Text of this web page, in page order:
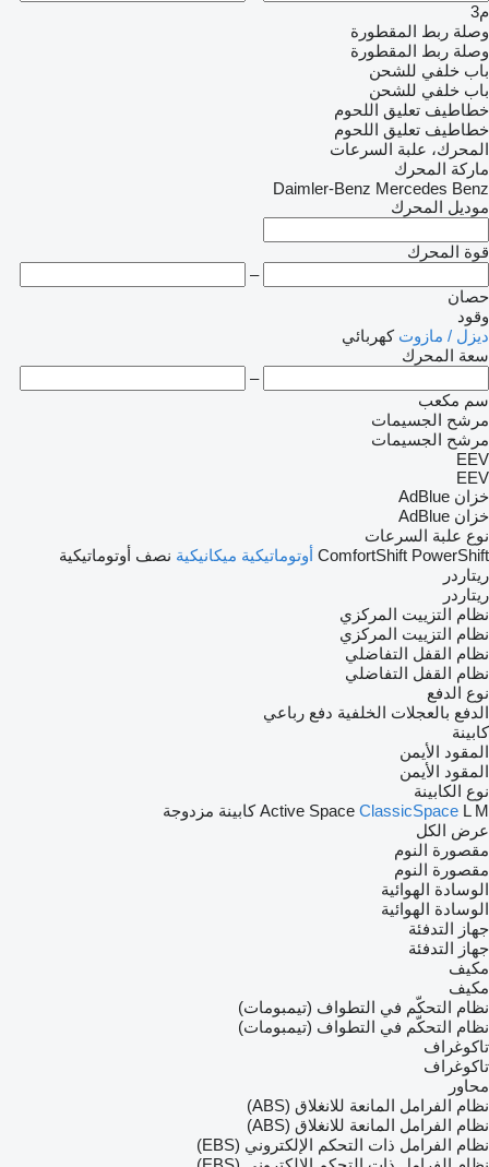
م3
وصلة ربط المقطورة
وصلة ربط المقطورة
باب خلفي للشحن
باب خلفي للشحن
خطاطيف تعليق اللحوم
خطاطيف تعليق اللحوم
المحرك، علبة السرعات
ماركة المحرك
Daimler-Benz Mercedes Benz
موديل المحرك
قوة المحرك
–
حصان
وقود
ديزل / مازوت كهربائي
سعة المحرك
–
سم مكعب
مرشح الجسيمات
مرشح الجسيمات
EEV
EEV
خزان AdBlue
خزان AdBlue
نوع علبة السرعات
ComfortShift PowerShift أوتوماتيكية ميكانيكية نصف أوتوماتيكية
ريتاردر
ريتاردر
نظام التزييت المركزي
نظام التزييت المركزي
نظام القفل التفاضلي
نظام القفل التفاضلي
نوع الدفع
الدفع بالعجلات الخلفية دفع رباعي
كابينة
المقود الأيمن
المقود الأيمن
نوع الكابينة
Active Space ClassicSpace L M
كابينة مزدوجة
عرض الكل
مقصورة النوم
مقصورة النوم
الوسادة الهوائية
الوسادة الهوائية
جهاز التدفئة
جهاز التدفئة
مكيف
مكيف
نظام التحكّم في التطواف (تيمبومات)
نظام التحكّم في التطواف (تيمبومات)
تاكوغراف
تاكوغراف
محاور
نظام الفرامل المانعة للانغلاق (ABS)
نظام الفرامل المانعة للانغلاق (ABS)
نظام الفرامل ذات التحكم الإلكتروني (EBS)